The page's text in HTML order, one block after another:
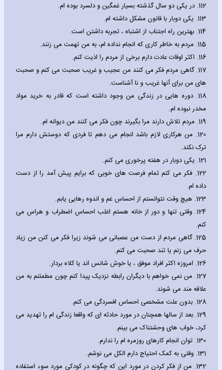
112. در یکی دو سال گذشته بسیار غمگین و دلسرد بوده ام.
113. یکی دوبار با قانون مشکل داشته ام.
114. بهترین راه اجتناب از اشتباه ، تجربه داشتن است.
115. مردم به خاطر کاری که انجام نداده ام، به من تهمت می زنند.
116. اکثر اوقات عادت دارم برخی از مردم را اذیت کنم.
117. گاهی مردم فکر می کنند من عجیب و غریب صحبت می کنم و صحبت
های من برای آنها غریب و نا آشناست.
118. دوره هایی در زندگی من وجود داشته است که قادر به خرید مواد
مخدر نبوده ام.
119. مردم تلاش دارند مرا بگیرند چون فکر می کنند من دیوانه ام.
120. من هرکاری لازم باشد انجام می دهم تا فردی که دوستش دارم مرا
ترک نکند.
121. یکی دوبار در هفته پرخوری می کنم.
122. فکر می کنم تمام فرصت های خوبی که برایم پیش آمد را از دست
داده ام.
123. هیچ وقت نتوانستم از احساس غم و اندوه رهایی یابم.
124. وقتی تنها و دور از خانه هستم اغلب احساس اضطراب و هراس می
کنم.
125. گاهی مردم از دست من عصبانی می شوند زیرا فکر می کنن من زیاد
حرف می زنم یا تند صحبت می کنم.
126. امروزه اکثر افراد موفق ، یا خوش شانس اند یا کلاه بردار.
127. من نمی خواهم با دیگران رابطه نزدیک پیدا کنم چون مطمئنم به من
علاقه مند می شوند.
128. بدون علت مشخصی احساس افسردگی می کنم.
129. بعد از سالها همچنان در مورد حادثه ای که واقعا زندگی ام را تهدید می
کرد، خواب های وحشتناک می بینم.
130. توان انجام کارهای روزمره ام را ندارم.
131. وقتی به کمک احتیاج دارم الکل می نوشم.
132. من از فکر کردن در مورد این که چگونه در کودکی مورد سوء استفاده